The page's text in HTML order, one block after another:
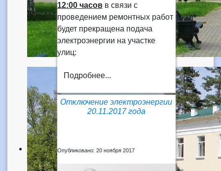
12:00 часовв связи с
проведением ремонтных работ
будет прекращена подача
электроэнергии на участке
улиц:
Подробнее...
Отключение электроэнергии
20.11.2017 года
Опубликовано: 20 ноября 2017